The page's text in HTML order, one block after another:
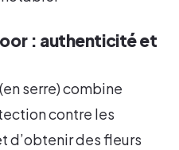
: authenticité et
(en serre) combine
contre les
d’obtenir des fleurs